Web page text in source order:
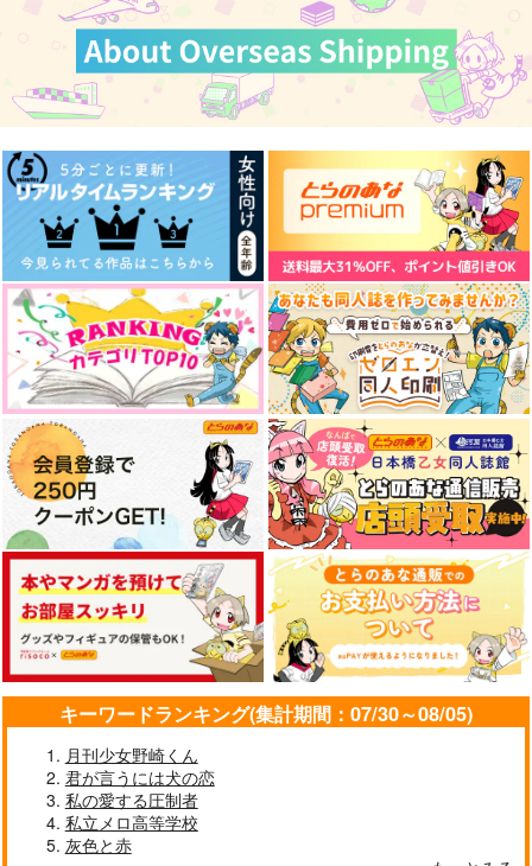
キーワードランキング(集計期間：07/30～08/05)
月刊少女野崎くん
君が言うには犬の恋
私の愛する圧制者
私立メロ高等学校
灰色と赤